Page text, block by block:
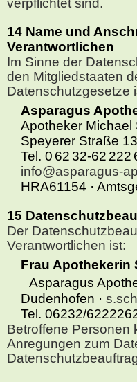
verpflichtet sind.
Name und
Verantwortlichen
Im Sinne der
den Mitgliedstaaten
Datenschutzgesetze
Asparagus
Apotheker Michael
Speyerer Straße
Tel. 0 62 32-62 222
info@asparagus-
HRA61154 ·
Der
Verantwortlichen ist:
Frau Apothekerin
Asparagus
Dudenhofen ·
Tel. 06232/
Betroffene Personen
Anregungen zum